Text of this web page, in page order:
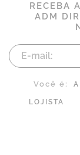
RECEBA
ADM
Você é:
LOJISTA